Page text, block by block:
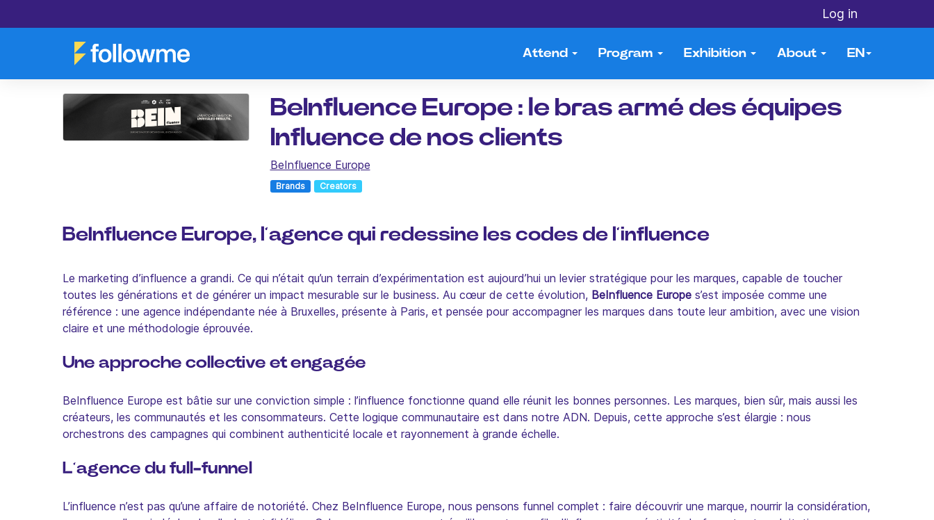
Log in
Attend Program Exhibition About EN
BeInfluence Europe : le bras armé des équipes
Influence de nos clients
BeInfluence Europe
Brands Creators
BeInfluence Europe, l’agence qui redessine les codes de l’influence
Le marketing d’influence a grandi. Ce qui n’était qu’un terrain d’expérimentation est aujourd’hui un levier stratégique pour les marques, capable de toucher
toutes les générations et de générer un impact mesurable sur le business. Au cœur de cette évolution, BeInfluence Europe s’est imposée comme une
référence : une agence indépendante née à Bruxelles, présente à Paris, et pensée pour accompagner les marques dans toute leur ambition, avec une vision
claire et une méthodologie éprouvée.
Une approche collective et engagée
BeInfluence Europe est bâtie sur une conviction simple : l’influence fonctionne quand elle réunit les bonnes personnes. Les marques, bien sûr, mais aussi les
créateurs, les communautés et les consommateurs. Cette logique communautaire est dans notre ADN. Depuis, cette approche s’est élargie : nous
orchestrons des campagnes qui combinent authenticité locale et rayonnement à grande échelle.
L’agence du full-funnel
L’influence n’est pas qu’une affaire de notoriété. Chez BeInfluence Europe, nous pensons funnel complet : faire découvrir une marque, nourrir la considération,